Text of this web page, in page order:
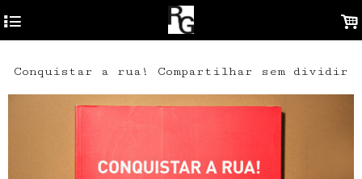
4 .
Conquistar a rua! Compartilhar sem dividir